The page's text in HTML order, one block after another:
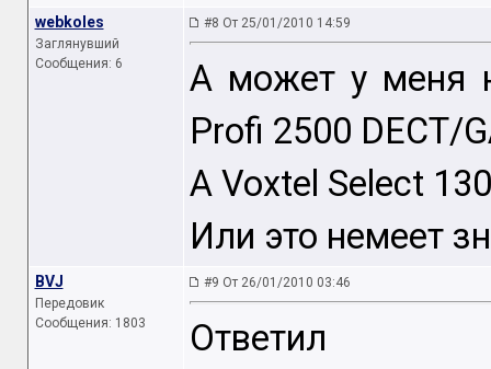
webkoles
Заглянувший
Сообщения: 6
#8 От 25/01/2010 14:59
А может у меня
Profi 2500 DECT/
А Voxtel Select
Или это немеет
BVJ
Передовик
Сообщения: 1803
#9 От 26/01/2010 03:46